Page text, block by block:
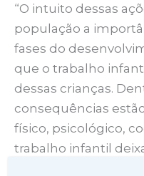
“O intuito dessas
população a
fases do
que o trabalho
dessas crianças.
consequências
físico, psicológico,
trabalho infantil